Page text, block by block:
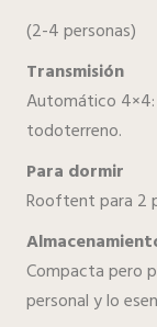
(2-4 personas)
Transmisión
Automático 4×4:
todoterreno.
Para dormir
Rooftent para 2
Compacta pero
personal y lo